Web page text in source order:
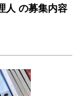
人 の募集内容